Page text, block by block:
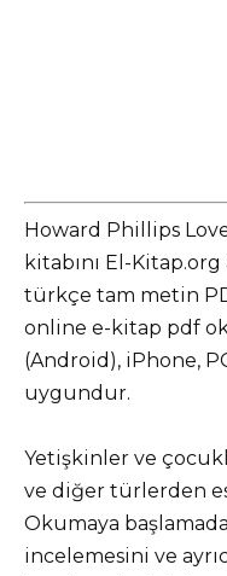
Howard Phillips
kitabını El-
türkçe tam metin
online e-kitap pdf
(Android), iPhone,
uygundur.
Yetişkinler ve
ve diğer türlerden
Okumaya
incelemesini ve